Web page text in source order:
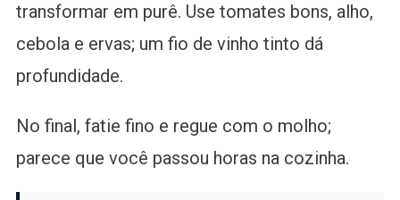
transformar em purê. Use tomates bons, alho,
cebola e ervas; um fio de vinho tinto dá
profundidade.
No final, fatie fino e regue com o molho;
parece que você passou horas na cozinha.